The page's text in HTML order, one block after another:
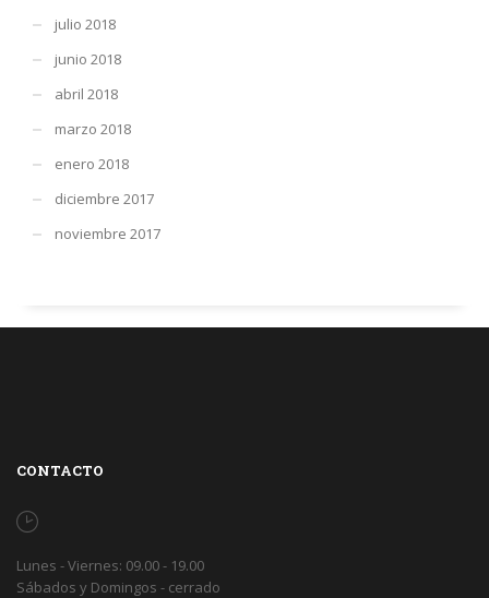
julio 2018
junio 2018
abril 2018
marzo 2018
enero 2018
diciembre 2017
noviembre 2017
CONTACTO
Lunes - Viernes: 09.00 - 19.00
Sábados y Domingos - cerrado